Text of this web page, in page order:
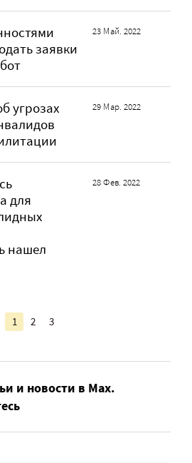
заявки
23 Май. 2022
угрозах
29 Мар. 2022
для
нашел
28 Фев. 2022
1 2 3
и новости в Max.